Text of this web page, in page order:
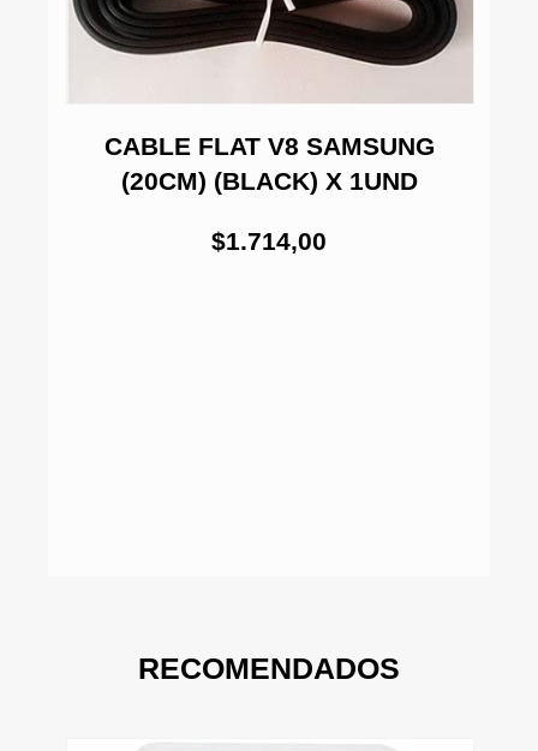
CABLE FLAT V8 SAMSUNG
(20CM) (BLACK) X 1UND
$1.714,00
RECOMENDADOS